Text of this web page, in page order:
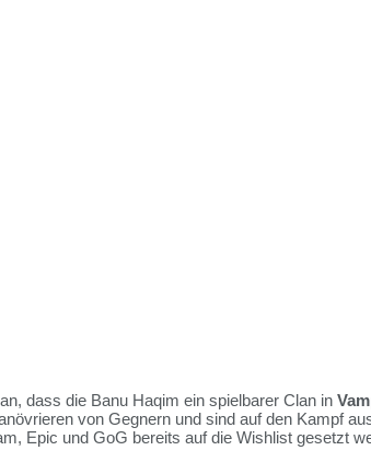
dass die Banu Haqim ein spielbarer Clan in
von Gegnern und sind auf den Kampf
, Epic und GoG bereits auf die Wishlist gesetzt